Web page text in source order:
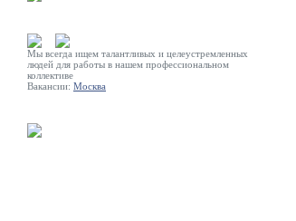
Мы всегда ищем талантливых и целеустремленных
людей для работы в нашем профессиональном
коллективе
Вакансии: Москва